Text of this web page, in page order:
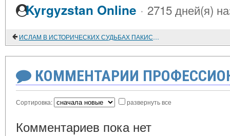
Kyrgyzstan Online · 2715 дней(я)
ИСЛАМ В ИСТОРИЧЕСКИХ СУДЬБАХ ПАКИСТАНА
КОММЕНТАРИИ
Сортировка: развернуть все
Комментариев пока нет